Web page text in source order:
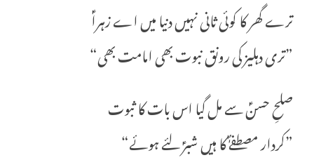
ترے گھر کا کوئی ثانی نہیں دنیا میں اے زہراؑ
”تری دہلیز کی رونق نبوت بھی امامت بھی“
صلحِ حسنؑ سے مل گیا اس بات کا ثبوت
”کردار مصطفےٰؐ کا ہیں شبرؑ لئے ہوئے“